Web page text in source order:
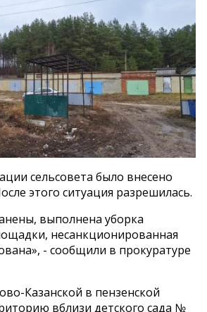
сельсовета было внесено
этого ситуация разрешилась.
выполнена уборка
несанкционированная
- сообщили в прокуратуре
Казанской в пензенской
вблизи детского сада №